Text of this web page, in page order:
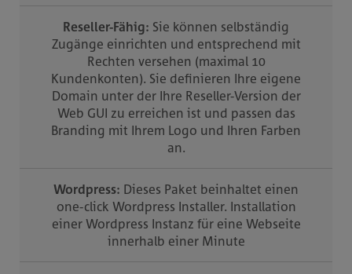
Reseller-Fähig: Sie können selbständig
Zugänge einrichten und entsprechend mit
Rechten versehen (maximal 10
Kundenkonten). Sie definieren Ihre eigene
Domain unter der Ihre Reseller-Version der
Web GUI zu erreichen ist und passen das
Branding mit Ihrem Logo und Ihren Farben
an.
Wordpress: Dieses Paket beinhaltet einen
one-click Wordpress Installer. Installation
einer Wordpress Instanz für eine Webseite
innerhalb einer Minute